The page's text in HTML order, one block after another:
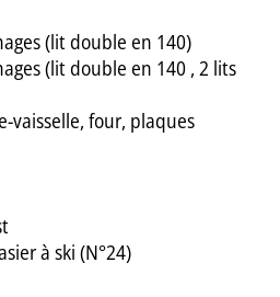
(lit double en 140)
(lit double en 140 , 2 lits
vaisselle, four, plaques
à ski (N°24)